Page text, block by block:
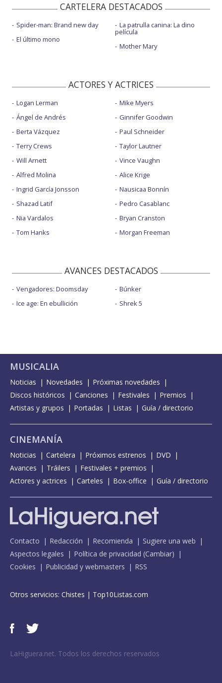
CARTELERA DESTACADOS
Spider-man: Brand new day
El último mono
La patrulla canina: La dino
película
Mother Mary
ACTORES Y ACTRICES
Logan Lerman
Ángel de Andrés
Berta Vázquez
Terry Crews
Will Arnett
Alfred Molina
Ingrid García Jonsson
Shazad Latif
Nia Vardalos
Tom Hanks
Mike Myers
Ginnifer Goodwin
Paul Schneider
Taylor Lautner
Vince Vaughn
Alice Krige
Nausicaa Bonnín
Pedro Casablanc
Bryan Cranston
Morgan Freeman
AVANCES DESTACADOS
Vengadores: Doomsday
Ice age: En ebullición
Búnker
Shrek 5
MUSICALIA
Noticias Novedades
Próximas novedades
Discos históricos
Canciones Festivales
Premios
Artistas y grupos
Portadas Listas Guía / directorio
CINEMANÍA
Noticias Cartelera Próximos estrenos
DVD
Avances
Tráilers
Festivales + premios
Actores y actrices
Carteles Box-office Guía / directorio
Contacto Redacción Recomienda
Sugiere una web
Aspectos legales
Política de privacidad (Cambiar)
Cookies
Publicidad y webmasters RSS
Otros servicios: Chistes | Top10Listas.com
LaHiguera.net. Todos los derechos reservados